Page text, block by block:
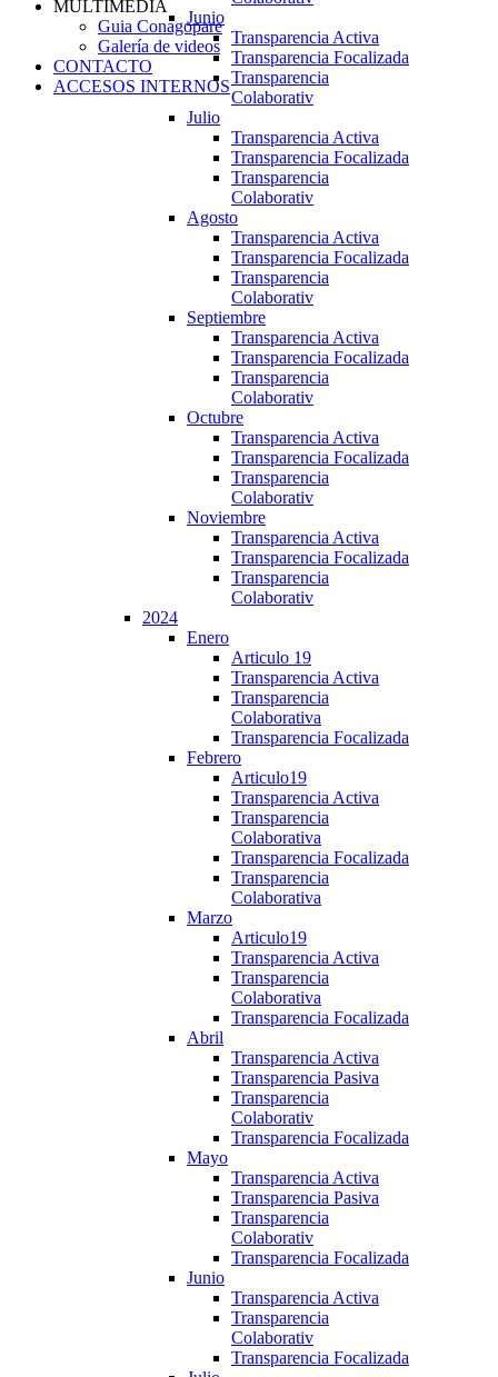
Junio
Transparencia Activa
Transparencia Focalizada
Transparencia
Colaborativ
Julio
Transparencia Activa
Transparencia Focalizada
Transparencia
Colaborativ
Agosto
Transparencia Activa
Transparencia Focalizada
Transparencia
Colaborativ
Septiembre
Transparencia Activa
Transparencia Focalizada
Transparencia
Colaborativ
Octubre
Transparencia Activa
Transparencia Focalizada
Transparencia
Colaborativ
Noviembre
Transparencia Activa
Transparencia Focalizada
Transparencia
Colaborativ
2024
Enero
Articulo 19
Transparencia Activa
Transparencia
Colaborativa
Transparencia Focalizada
Febrero
Articulo19
Transparencia Activa
Transparencia
Colaborativa
Transparencia Focalizada
Transparencia
Colaborativa
Marzo
Articulo19
Transparencia Activa
Transparencia
Colaborativa
Transparencia Focalizada
Abril
Transparencia Activa
Transparencia Pasiva
Transparencia
Colaborativ
Transparencia Focalizada
Mayo
Transparencia Activa
Transparencia Pasiva
Transparencia
Colaborativ
Transparencia Focalizada
Junio
Transparencia Activa
Transparencia
Colaborativ
Transparencia Focalizada
MULTIMEDIA
Guia Conagopare
Galería de videos
CONTACTO
ACCESOS INTERNOS